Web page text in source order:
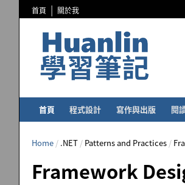
首頁 關於我
首頁 程式設計 寫作與出版 閱
Home / .NET / Patterns and Practices /
Framework